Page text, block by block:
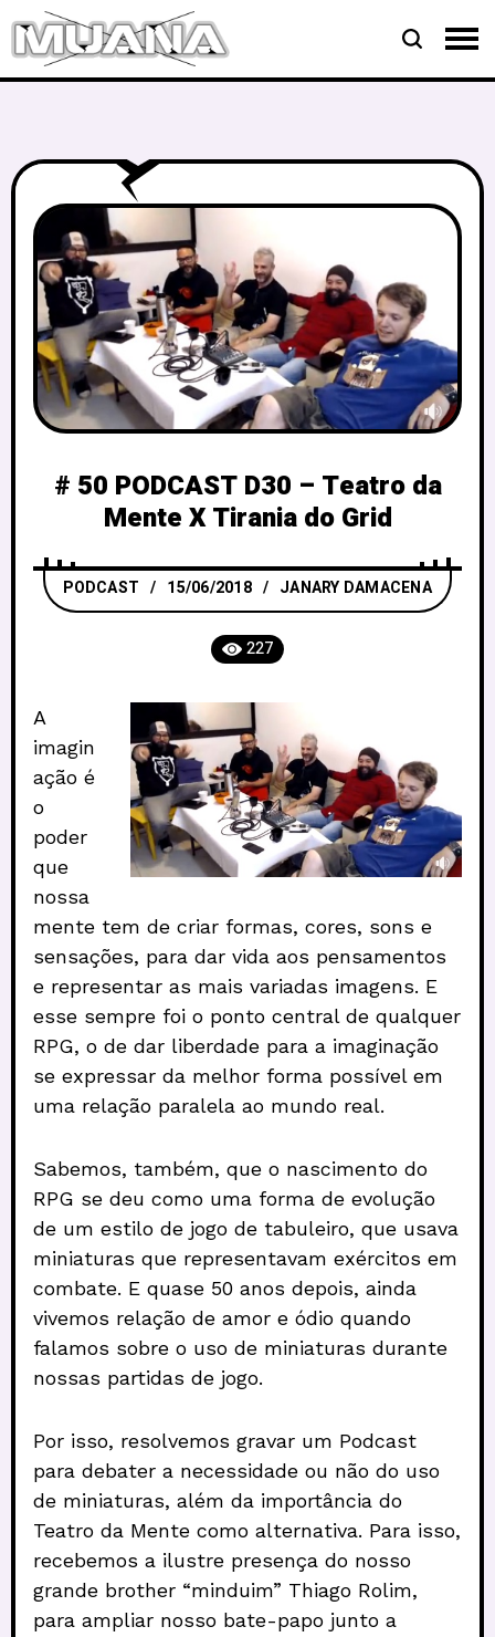
# 50 PODCAST D30 – Teatro da
Mente X Tirania do Grid
PODCAST 15/06/2018 JANARY DAMACENA
227
A
imagin
ação é
o
poder
que
nossa
mente tem de criar formas, cores, sons e
sensações, para dar vida aos pensamentos
e representar as mais variadas imagens. E
esse sempre foi o ponto central de qualquer
RPG, o de dar liberdade para a imaginação
se expressar da melhor forma possível em
uma relação paralela ao mundo real.
Sabemos, também, que o nascimento do
RPG se deu como uma forma de evolução
de um estilo de jogo de tabuleiro, que usava
miniaturas que representavam exércitos em
combate. E quase 50 anos depois, ainda
vivemos relação de amor e ódio quando
falamos sobre o uso de miniaturas durante
nossas partidas de jogo.
Por isso, resolvemos gravar um Podcast
para debater a necessidade ou não do uso
de miniaturas, além da importância do
Teatro da Mente como alternativa. Para isso,
recebemos a ilustre presença do nosso
grande brother “minduim” Thiago Rolim,
para ampliar nosso bate-papo junto a